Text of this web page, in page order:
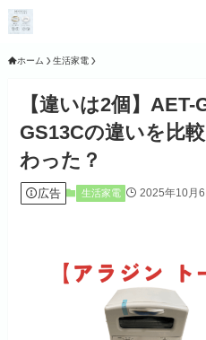
ホーム 生活家電
【違いは2個】
GS13Cの違いを比
わった？
広告 生活家電 2025年10月6